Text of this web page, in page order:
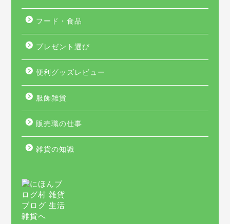
フード・食品
プレゼント選び
便利グッズレビュー
服飾雑貨
販売職の仕事
雑貨の知識